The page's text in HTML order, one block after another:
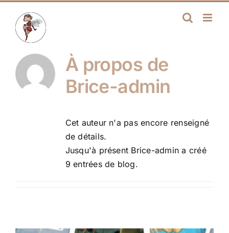
contenu
À propos de
Brice-admin
Cet auteur n'a pas encore renseigné
de détails.
Jusqu'à présent Brice-admin a créé
9 entrées de blog.